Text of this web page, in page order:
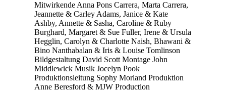
Mitwirkende Anna Pons Carrera, Marta Carrera,
Jeannette & Carley Adams, Janice & Kate
Ashby, Annette & Sasha, Caroline & Ruby
Burghard, Margaret & Sue Fuller, Irene & Ursula
Hegglin, Carolyn & Charlotte Naish, Bhawani &
Bino Nanthabalan & Iris & Louise Tomlinson
Bildgestaltung David Scott Montage John
Middlewick Musik Jocelyn Pook
Produktionsleitung Sophy Morland Produktion
Anne Beresford & MJW Production